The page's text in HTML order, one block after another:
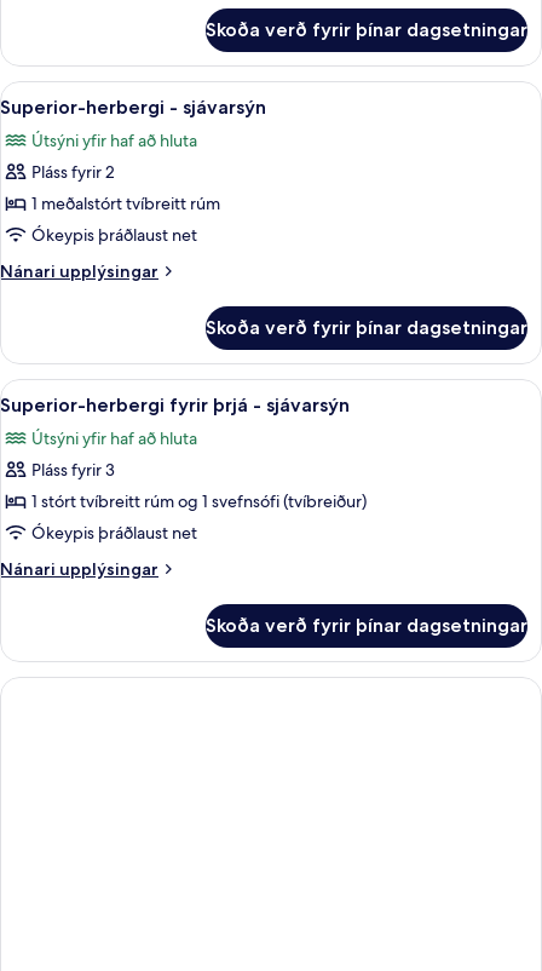
yfir
garð
(Privilege)
-
svalir
-
útsýni
yfir
garð
Skoða verð fyrir þínar dagsetningar
Skoða
allar
myndir
fyrir
Superior-
herbergi
-
sjávarsýn
Superior-herbergi - sjávarsýn |
6
Superior-herbergi - sjávarsýn
Útsýni yfir haf að hluta
Pláss fyrir 2
1 meðalstórt tvíbreitt rúm
Ókeypis þráðlaust net
Nánari upplýsingar
Nánari
herbergi
sjávarsýn
Skoða verð fyrir þínar dagsetningar
Skoða
allar
myndir
fyrir
Superior-
herbergi
fyrir
þrjá
sjávarsýn
7
Superior-herbergi fyrir þrjá - sjávarsýn
Útsýni yfir haf að hluta
Pláss fyrir 3
1 stórt tvíbreitt rúm og 1 svefnsófi (tvíbreiður)
Ókeypis þráðlaust net
Nánari upplýsingar
Nánari
herbergi
fyrir
þrjá
Skoða verð fyrir þínar dagsetningar